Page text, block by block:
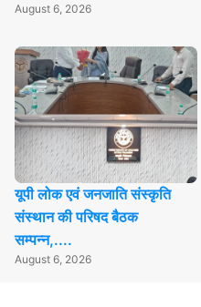
August 6, 2026
यूपी लोक एवं जनजाति संस्कृति
संस्थान की परिषद बैठक
सम्पन्न,....
August 6, 2026